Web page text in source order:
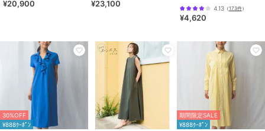
¥20,900 ¥23,100
ンピース
4.13（173件）
¥4,620
30%OFF
¥888ｸｰﾎﾟﾝ
期間限定SALE
¥888ｸｰﾎﾟﾝ